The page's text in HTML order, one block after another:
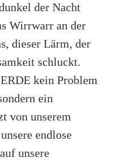
der Nacht
Wirrwarr an der
dieser Lärm, der
schluckt.
kein Problem
ein
von unserem
endlose
unsere